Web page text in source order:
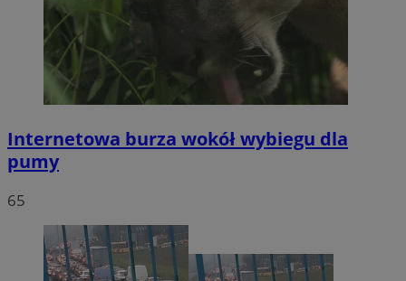
Internetowa burza wokół wybiegu dla
pumy
65